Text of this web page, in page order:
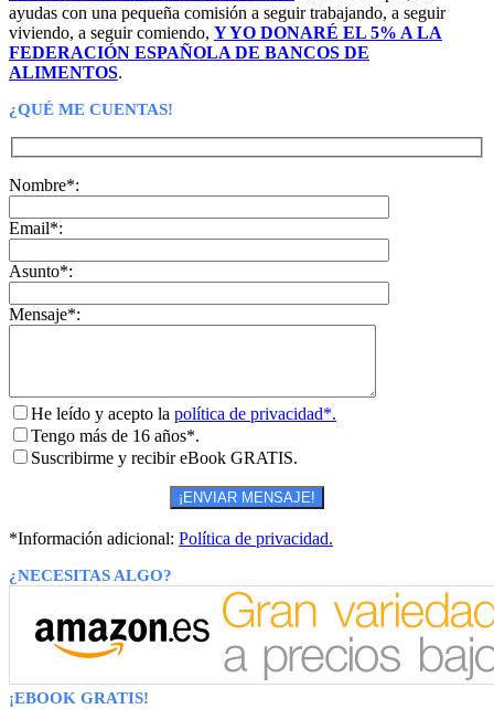
ayudas con una pequeña comisión a seguir trabajando, a seguir
viviendo, a seguir comiendo, Y YO DONARÉ EL 5% A LA
FEDERACIÓN ESPAÑOLA DE BANCOS DE
ALIMENTOS.
¿QUÉ ME CUENTAS!
Nombre*:
Email*:
Asunto*:
Mensaje*:
He leído y acepto la política de privacidad*.
Tengo más de 16 años*.
Suscribirme y recibir eBook GRATIS.
*Información adicional: Política de privacidad.
¿NECESITAS ALGO?
¡EBOOK GRATIS!